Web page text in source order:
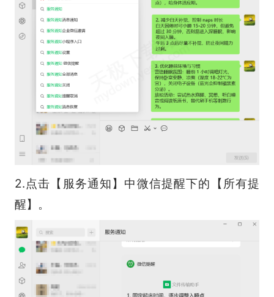
2.点击【服务通知】中微信提醒下的【所有提
醒】。